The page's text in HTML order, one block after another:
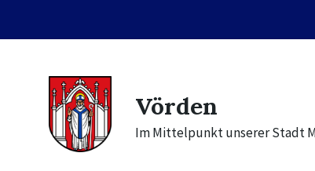
content
main
footer
Vörden
Im Mittelpunkt unserer Stadt